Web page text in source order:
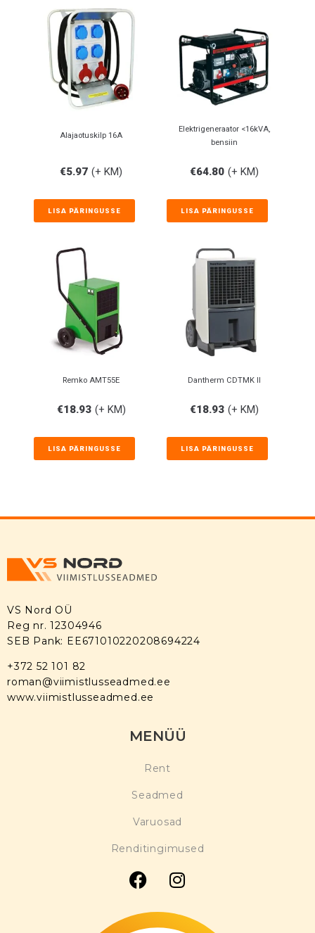
Alajaotuskilp 16A
€5.97 (+ KM)
LISA PÄRINGUSSE
Elektrigeneraator <16kVA,
bensiin
€64.80 (+ KM)
LISA PÄRINGUSSE
Remko AMT55E
€18.93 (+ KM)
LISA PÄRINGUSSE
Dantherm CDTMK II
€18.93 (+ KM)
LISA PÄRINGUSSE
VS Nord OÜ
Reg nr. 12304946
SEB Pank: EE671010220208694224
+372 52 101 82
roman@viimistlusseadmed.ee
www.viimistlusseadmed.ee
MENÜÜ
Rent
Seadmed
Varuosad
Renditingimused